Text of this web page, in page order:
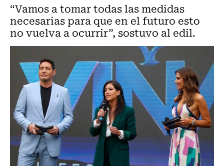
“Vamos a tomar todas las medidas
necesarias para que en el futuro esto
no vuelva a ocurrir”, sostuvo al edil.